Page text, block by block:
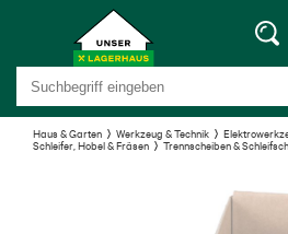
Haus & Garten Werkzeug & Technik
Schleifer, Hobel & Fräsen
Trennscheiben &